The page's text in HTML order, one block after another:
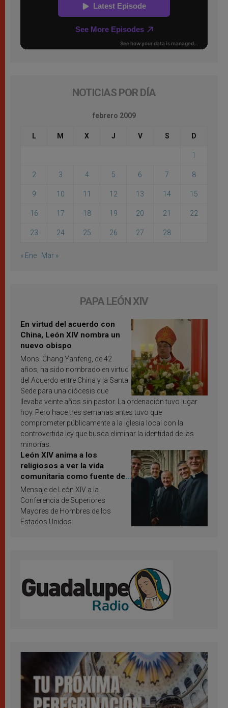
NOTICIAS POR DÍA
febrero 2009
L M X J V S D
1
2 3 4 5 6 7 8
9 10 11 12 13 14 15
16 17 18 19 20 21 22
23 24 25 26 27 28
« Ene Mar »
PAPA LEÓN XIV
En virtud del acuerdo con
China, León XIV nombra un
nuevo obispo
Mons. Chang Yanfeng, de 42
años, ha sido nombrado en virtud
del Acuerdo entre China y la Santa
Sede para una diócesis que
llevaba veinte años sin pastor. La ordenación tuvo lugar
hoy. Pero hace tres semanas antes tuvo que
comprometer públicamente a la Iglesia local con la
controvertida ley que busca eliminar la identidad de las
minorías.
León XIV anima a los
religiosos a ver la vida
comunitaria como fuente de
inspiración y santificación
Mensaje de León XIV a la
Conferencia de Superiores
Mayores de Hombres de los
Estados Unidos